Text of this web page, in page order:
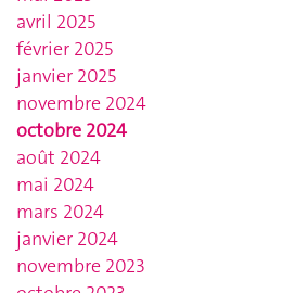
avril 2025
février 2025
janvier 2025
novembre 2024
octobre 2024
août 2024
mai 2024
mars 2024
janvier 2024
novembre 2023